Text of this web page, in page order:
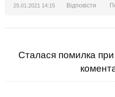
25.01.2021 14:15 Відповісти
Сталася помилка